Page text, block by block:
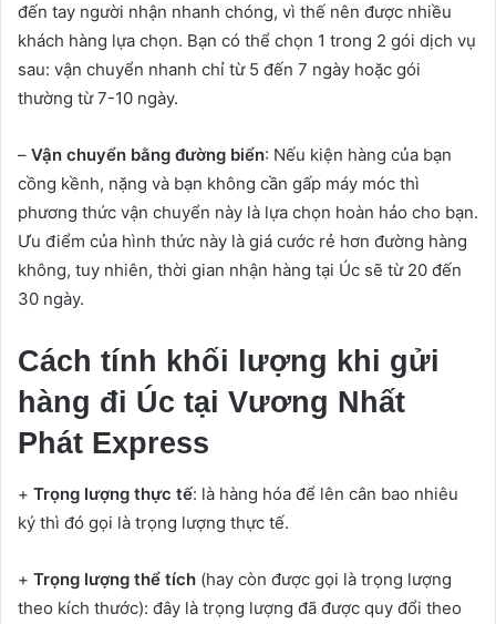
đến tay người nhận nhanh chóng, vì thế nên được nhiều
khách hàng lựa chọn. Bạn có thể chọn 1 trong 2 gói dịch vụ
sau: vận chuyển nhanh chỉ từ 5 đến 7 ngày hoặc gói
thường từ 7-10 ngày.
– Vận chuyển bằng đường biển: Nếu kiện hàng của bạn
cồng kềnh, nặng và bạn không cần gấp máy móc thì
phương thức vận chuyển này là lựa chọn hoàn hảo cho bạn.
Ưu điểm của hình thức này là giá cước rẻ hơn đường hàng
không, tuy nhiên, thời gian nhận hàng tại Úc sẽ từ 20 đến
30 ngày.
Cách tính khối lượng khi gửi
hàng đi Úc tại Vương Nhất
Phát Express
+ Trọng lượng thực tế: là hàng hóa để lên cân bao nhiêu
ký thì đó gọi là trọng lượng thực tế.
+ Trọng lượng thể tích (hay còn được gọi là trọng lượng
theo kích thước): đây là trọng lượng đã được quy đổi theo